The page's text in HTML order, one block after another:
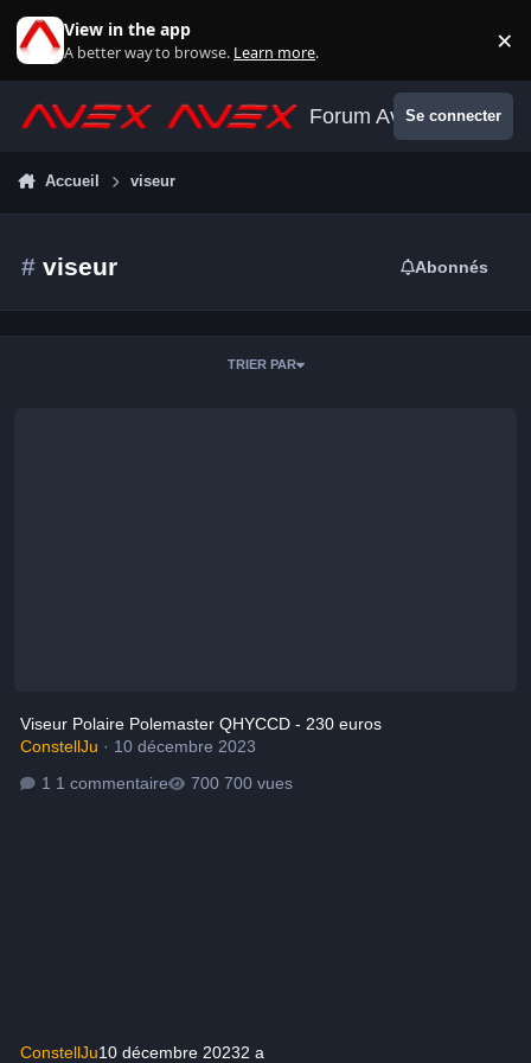
View in the app
A better way to browse. Learn more. ×
Forum AvexSe connecter
Accueil viseur
# viseur Abonnés
TRIER PAR
Viseur Polaire Polemaster QHYCCD - 230 euros
ConstellJu · 10 décembre 2023
1 commentaire
700 vues
ConstellJu10 décembre 20232 a